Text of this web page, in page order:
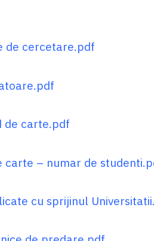
de cercetare.pdf
de carte.pdf
carte – numar de
cu sprijinul